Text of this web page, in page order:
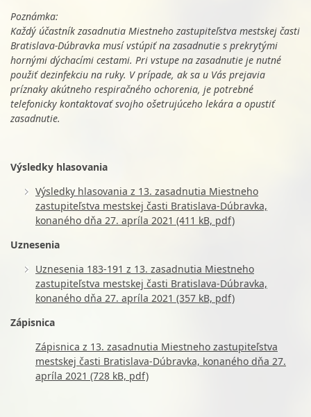
Poznámka:
Každý účastník zasadnutia Miestneho zastupiteľstva mestskej časti
Bratislava-Dúbravka musí vstúpiť na zasadnutie s prekrytými
hornými dýchacími cestami. Pri vstupe na zasadnutie je nutné
použiť dezinfekciu na ruky. V prípade, ak sa u Vás prejavia
príznaky akútneho respiračného ochorenia, je potrebné
telefonicky kontaktovať svojho ošetrujúceho lekára a opustiť
zasadnutie.
Výsledky hlasovania
Výsledky hlasovania z 13. zasadnutia Miestneho
zastupiteľstva mestskej časti Bratislava-Dúbravka,
konaného dňa 27. apríla 2021 (411 kB, pdf)
Uznesenia
Uznesenia 183-191 z 13. zasadnutia Miestneho
zastupiteľstva mestskej časti Bratislava-Dúbravka,
konaného dňa 27. apríla 2021 (357 kB, pdf)
Zápisnica
Zápisnica z 13. zasadnutia Miestneho zastupiteľstva
mestskej časti Bratislava-Dúbravka, konaného dňa 27.
apríla 2021 (728 kB, pdf)